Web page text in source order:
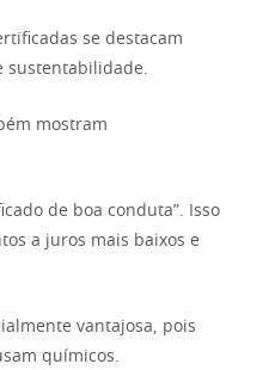
se destacam
sustentabilidade.
mostram
de boa conduta”. Isso
a juros mais baixos e
vantajosa, pois
químicos.